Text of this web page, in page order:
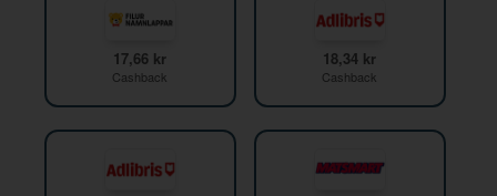
17,66 kr
Cashback
18,34 kr
Cashback